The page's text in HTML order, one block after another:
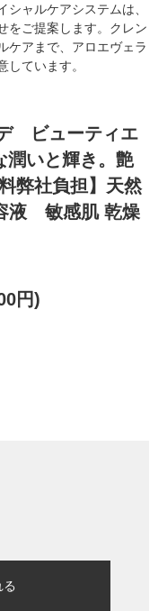
ャルケアシステムは、
をご提案します。クレン
ケアまで、アロエヴェラ
ています。
ビューティエ
潤いと輝き。艶
弊社負担】天然
液 敏感肌 乾燥
円)